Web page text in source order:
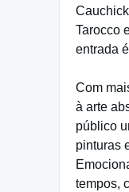
Tarocco
entrada
Com
à arte
público
pinturas
tempos,